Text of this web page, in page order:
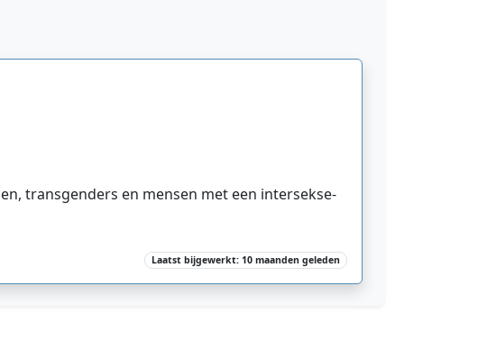
transgenders en mensen met een intersekse-
Laatst bijgewerkt: 10 maanden geleden